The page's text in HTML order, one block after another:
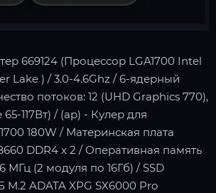
669124 (Процессор LGA1700 Intel
Lake ) / 3.0-4.6Ghz / 6-ядерный
потоков: 12 (UHD Graphics 770),
117Вт) / (ар) - Кулер для
180W / Материнская плата
DDR4 x 2 / Оперативная память
МГц (2 модуля по 16Гб) / SSD
M.2 ADATA XPG SX6000 Pro